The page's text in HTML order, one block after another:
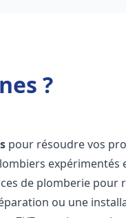
?
pour résoudre vos
expérimentés
de plomberie pour
ou une